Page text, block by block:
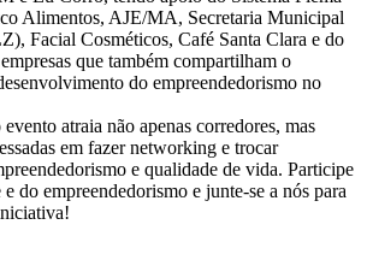
Alimentos, AJE/MA, Secretaria Municipal
Facial Cosméticos, Café Santa Clara e do
que também compartilham o
do empreendedorismo no
atraia não apenas corredores, mas
em fazer networking e trocar
e qualidade de vida. Participe
e do empreendedorismo e junte-se a nós para